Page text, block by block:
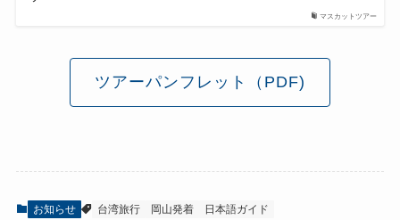
マスカットツアー
ツアーパンフレット（PDF)
お知らせ 台湾旅行 岡山発着 日本語ガイド